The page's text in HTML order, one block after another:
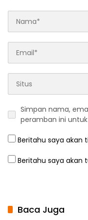
Simpan nama,
peramban ini
Beritahu saya akan
Beritahu saya akan
Baca Juga